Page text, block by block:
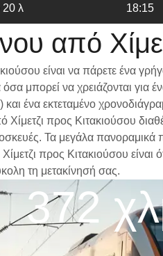
λ 18:15
από
είναι να πάρετε ένα
μπορεί να χρειάζονται για
και ένα εκτεταμένο
προς Κιτακιούσου
Τα μεγάλα πανοραμικά
προς Κιτακιούσου είναι
τη μετακίνησή σας.
372